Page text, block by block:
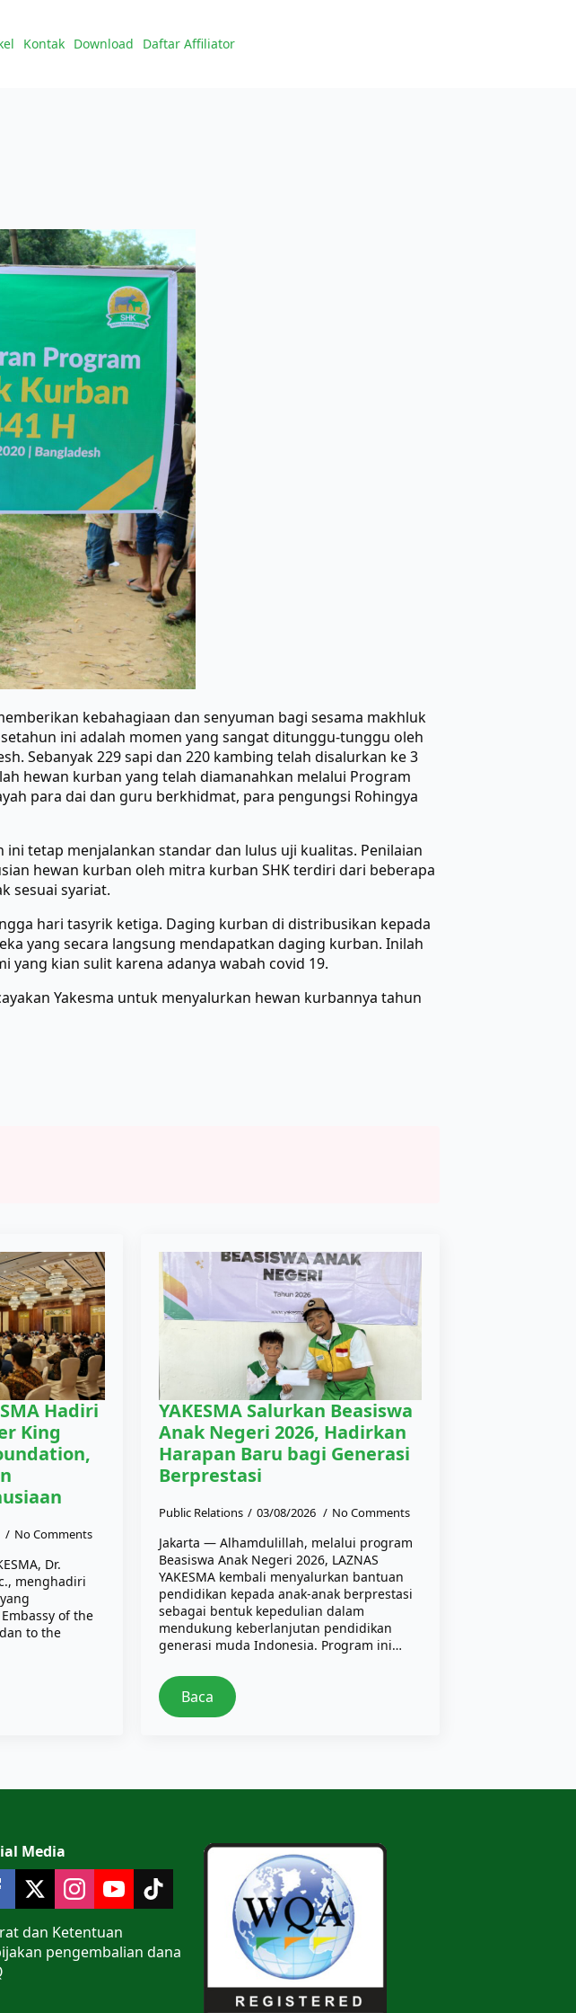
Kontak Download Daftar Affiliator
kebahagiaan dan senyuman bagi sesama makhluk
ini adalah momen yang sangat ditunggu-tunggu oleh
Sebanyak 229 sapi dan 220 kambing telah disalurkan ke 3
hewan kurban yang telah diamanahkan melalui Program
para dai dan guru berkhidmat, para pengungsi Rohingya
tetap menjalankan standar dan lulus uji kualitas. Penilaian
hewan kurban oleh mitra kurban SHK terdiri dari beberapa
sesuai syariat.
hari tasyrik ketiga. Daging kurban di distribusikan kepada
yang secara langsung mendapatkan daging kurban. Inilah
kian sulit karena adanya wabah covid 19.
Yakesma untuk menyalurkan hewan kurbannya tahun
Hadiri
King
No Comments
Dr.
menghadiri
of the
to the
YAKESMA Salurkan Beasiswa
Anak Negeri 2026, Hadirkan
Harapan Baru bagi Generasi
Berprestasi
Public Relations 03/08/2026 No Comments
Jakarta — Alhamdulillah, melalui program
Beasiswa Anak Negeri 2026, LAZNAS
YAKESMA kembali menyalurkan bantuan
pendidikan kepada anak-anak berprestasi
sebagai bentuk kepedulian dalam
mendukung keberlanjutan pendidikan
generasi muda Indonesia. Program ini…
Baca
Media
dan Ketentuan
pengembalian dana